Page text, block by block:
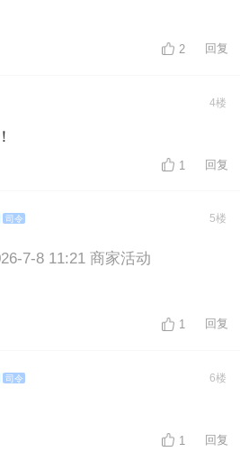
2 回复
4楼
1 回复
司令 5楼
7-8 11:21 商家活动
1 回复
司令 6楼
1 回复